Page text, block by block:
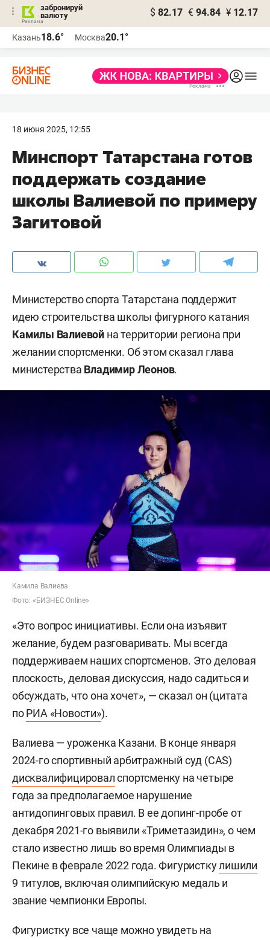
забронируй
валюту
$ 82.17 € 94.84 ¥ 12.17
Казань18.6° Москва20.1°
18 июня 2025, 12:55
Минспорт Татарстана готов
поддержать создание
школы Валиевой по примеру
Загитовой
Министерство спорта Татарстана поддержит
идею строительства школы фигурного катания
Камилы Валиевой на территории региона при
желании спортсменки. Об этом сказал глава
министерства Владимир Леонов.
Камила Валиева
Фото: «БИЗНЕС Online»
«Это вопрос инициативы. Если она изъявит
желание, будем разговаривать. Мы всегда
поддерживаем наших спортсменов. Это деловая
плоскость, деловая дискуссия, надо садиться и
обсуждать, что она хочет», — сказал он (цитата
поРИА «Новости»).
Валиева — уроженка Казани. В конце января
2024-го спортивный арбитражный суд (CAS)
дисквалифицировалспортсменку на четыре
года за предполагаемое нарушение
антидопинговых правил. В ее допинг-пробе от
декабря 2021-го выявили «Триметазидин», о чем
стало известно лишь во время Олимпиады в
Пекине в феврале 2022 года. Фигуристкулишили
9 титулов, включая олимпийскую медаль и
звание чемпионки Европы.
Фигуристку все чаще можно увидеть на